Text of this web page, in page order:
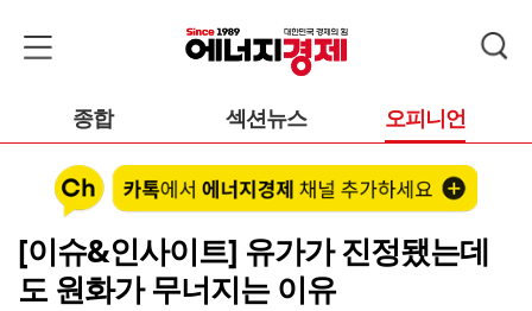
종합 섹션뉴스 오피니언
[이슈&인사이트] 유가가 진정됐는데
도 원화가 무너지는 이유